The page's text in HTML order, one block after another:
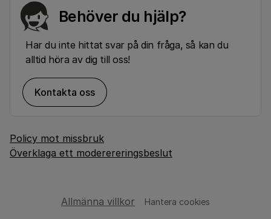
Behöver du hjälp?
Har du inte hittat svar på din fråga, så kan du
alltid höra av dig till oss!
Kontakta oss
Policy mot missbruk
Överklaga ett moderereringsbeslut
Allmänna villkor Hantera cookies